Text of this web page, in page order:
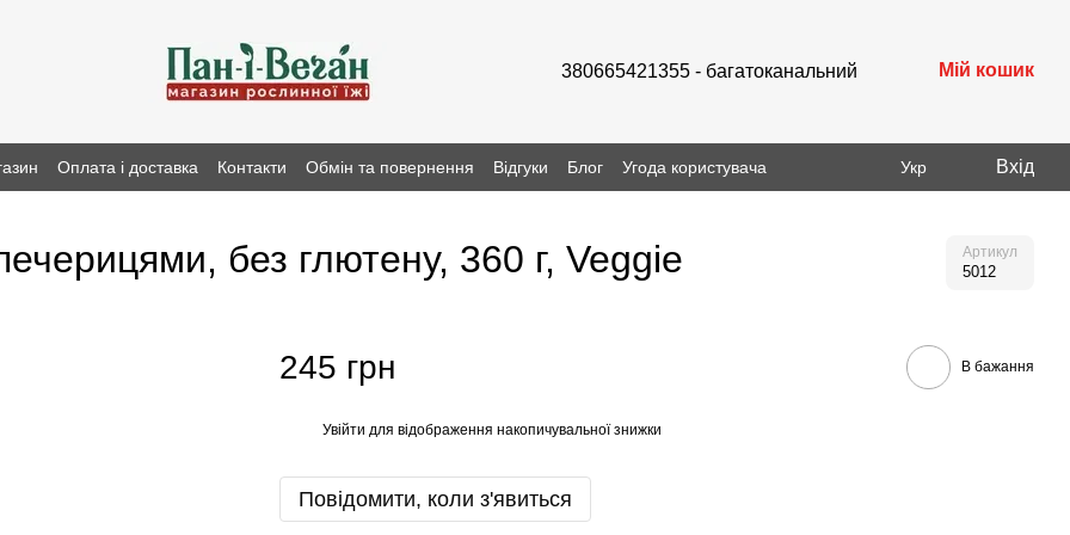
380665421355 - багатоканальний Мій кошик
Оплата і доставка Контакти Обмін та повернення Відгуки Блог Угода користувача Укр Вхід
без глютену, 360 г, Veggie Артикул
5012
245 грн В бажання
Увійти для відображення накопичувальної знижки
Повідомити, коли з'явиться